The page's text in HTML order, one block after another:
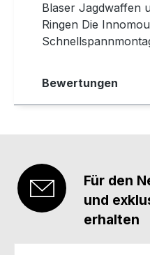
Blaser Jagdwaffen
Ringen Die
Bewertungen
Für den
und
erhalten